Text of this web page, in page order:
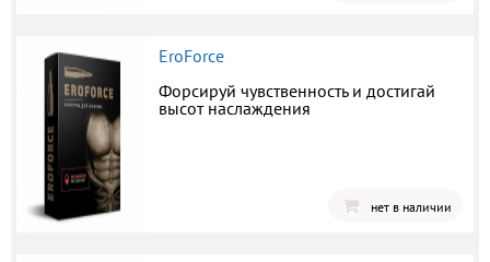
EroForce
Форсируй чувственность и достигай
высот наслаждения
нет в наличии